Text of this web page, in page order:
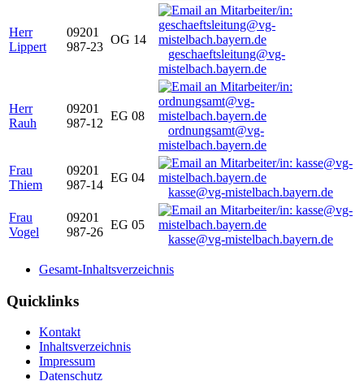
Herr
Lippert
09201
987-23
OG 14
geschaeftsleitung@vg-
mistelbach.bayern.de
Herr
Rauh
09201
987-12
EG 08
ordnungsamt@vg-
mistelbach.bayern.de
Frau
Thiem
09201
987-14
EG 04
kasse@vg-mistelbach.bayern.de
Frau
Vogel
09201
987-26
EG 05
kasse@vg-mistelbach.bayern.de
Gesamt-Inhaltsverzeichnis
Quicklinks
Kontakt
Inhaltsverzeichnis
Impressum
Datenschutz